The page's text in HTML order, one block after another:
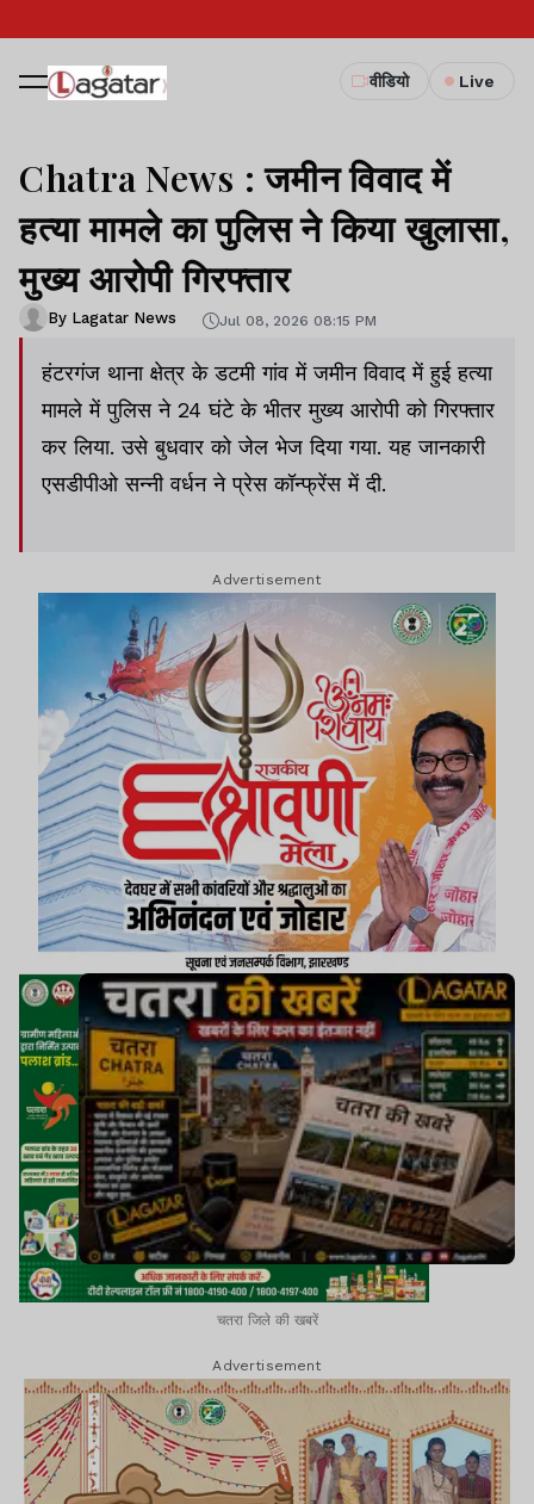
वीडियो Live
Chatra News : जमीन विवाद में
हत्या मामले का पुलिस ने किया खुलासा,
मुख्य आरोपी गिरफ्तार
By Lagatar News Jul 08, 2026 08:15 PM
हंटरगंज थाना क्षेत्र के डटमी गांव में जमीन विवाद में हुई हत्या
मामले में पुलिस ने 24 घंटे के भीतर मुख्य आरोपी को गिरफ्तार
कर लिया. उसे बुधवार को जेल भेज दिया गया. यह जानकारी
एसडीपीओ सन्नी वर्धन ने प्रेस कॉन्फ्रेंस में दी.
Advertisement
चतरा जिले की खबरें
Advertisement